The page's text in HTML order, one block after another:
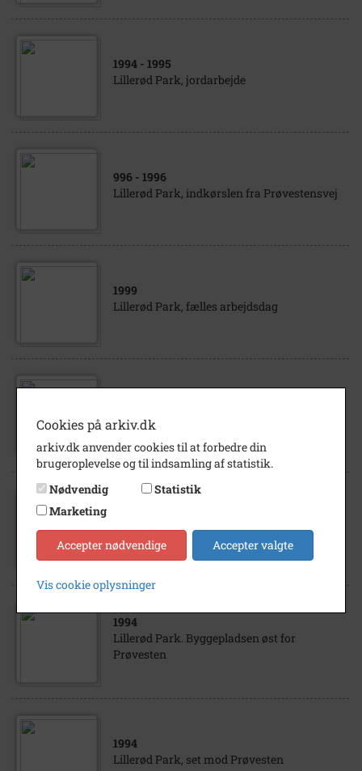
1994 - 1995
Lillerød Park, jordarbejde
996 - 1996
Lillerød Park, indkørslen fra Prøvestensvej
1999
Lillerød Park, fælles arbejdsdag
parkeringspladsen
byggepladsen
1994
Lillerød Park. Byggepladsen øst for
Prøvesten
1994
Lillerød Park, set mod Prøvesten
Cookies på arkiv.dk
arkiv.dk anvender cookies til at forbedre din
brugeroplevelse og til indsamling af statistik.
Nødvendig
Statistik
Marketing
Accepter nødvendige Accepter valgte
Vis cookie oplysninger